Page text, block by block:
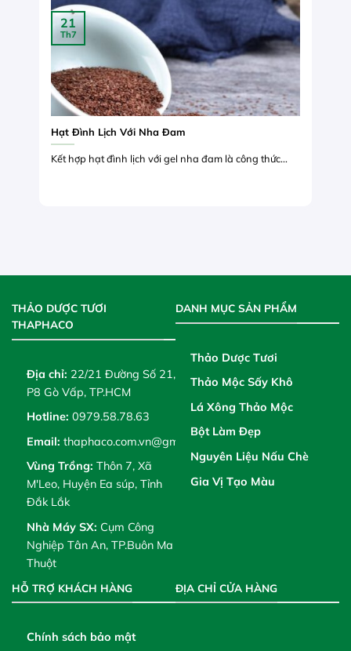
Hạt Đình Lịch Với Nha Đam
Kết hợp hạt đình lịch với gel nha đam là công thức...
21
Th7
THẢO DƯỢC TƯƠI
THAPHACO
Địa chỉ: 22/21 Đường Số 21,
P8 Gò Vấp, TP.HCM
Hotline: 0979.58.78.63
Email: thaphaco.com.vn@gmail.com
Vùng Trồng: Thôn 7, Xã
M'Leo, Huyện Ea súp, Tỉnh
Đắk Lắk
Nhà Máy SX: Cụm Công
Nghiệp Tân An, TP.Buôn Ma
Thuột
DANH MỤC SẢN PHẨM
Thảo Dược Tươi
Thảo Mộc Sấy Khô
Lá Xông Thảo Mộc
Bột Làm Đẹp
Nguyên Liệu Nấu Chè
Gia Vị Tạo Màu
HỖ TRỢ KHÁCH HÀNG
Chính sách bảo mật
ĐỊA CHỈ CỬA HÀNG